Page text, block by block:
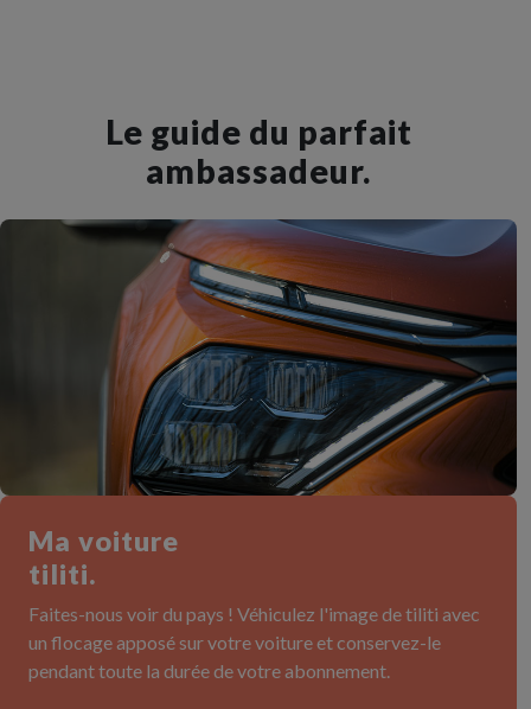
Le guide du parfait
ambassadeur.
Ma voiture
tiliti.
Faites-nous voir du pays ! Véhiculez l'image de tiliti avec
un flocage apposé sur votre voiture et conservez-le
pendant toute la durée de votre abonnement.